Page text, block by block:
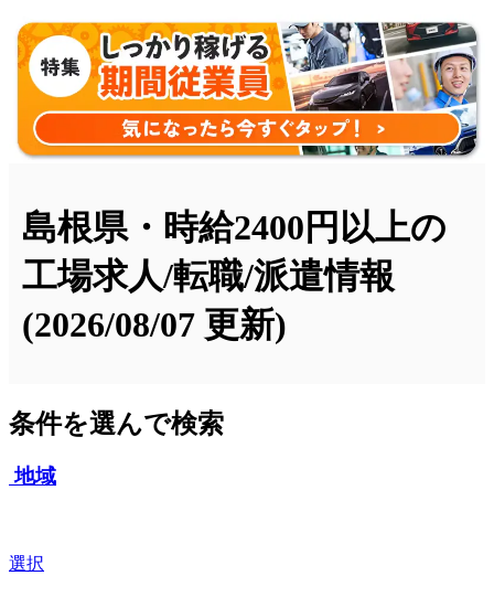
島根県・時給2400円以上の
工場求人/転職/派遣情報
(2026/08/07 更新)
条件を選んで検索
地域
選択